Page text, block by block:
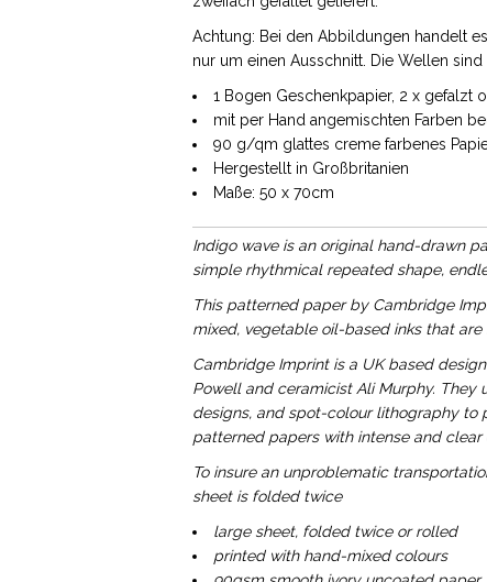
Achtung: Bei den Abbildungen handelt
nur um einen Ausschnitt. Die Wellen
1 Bogen Geschenkpapier, 2 x gefalzt
mit per Hand angemischten Farben
90 g/qm glattes creme farbenes
Hergestellt in Großbritanien
Maße: 50 x 70cm
Indigo wave is an original hand-drawn
simple rhythmical repeated shape,
This patterned paper by Cambridge
mixed, vegetable oil-based inks that
Cambridge Imprint is a UK based
Powell and ceramicist Ali Murphy.
designs, and spot-colour lithography to
patterned papers with intense and clear
To insure an unproblematic
sheet is folded twice
large sheet, folded twice or rolled
printed with hand-mixed colours